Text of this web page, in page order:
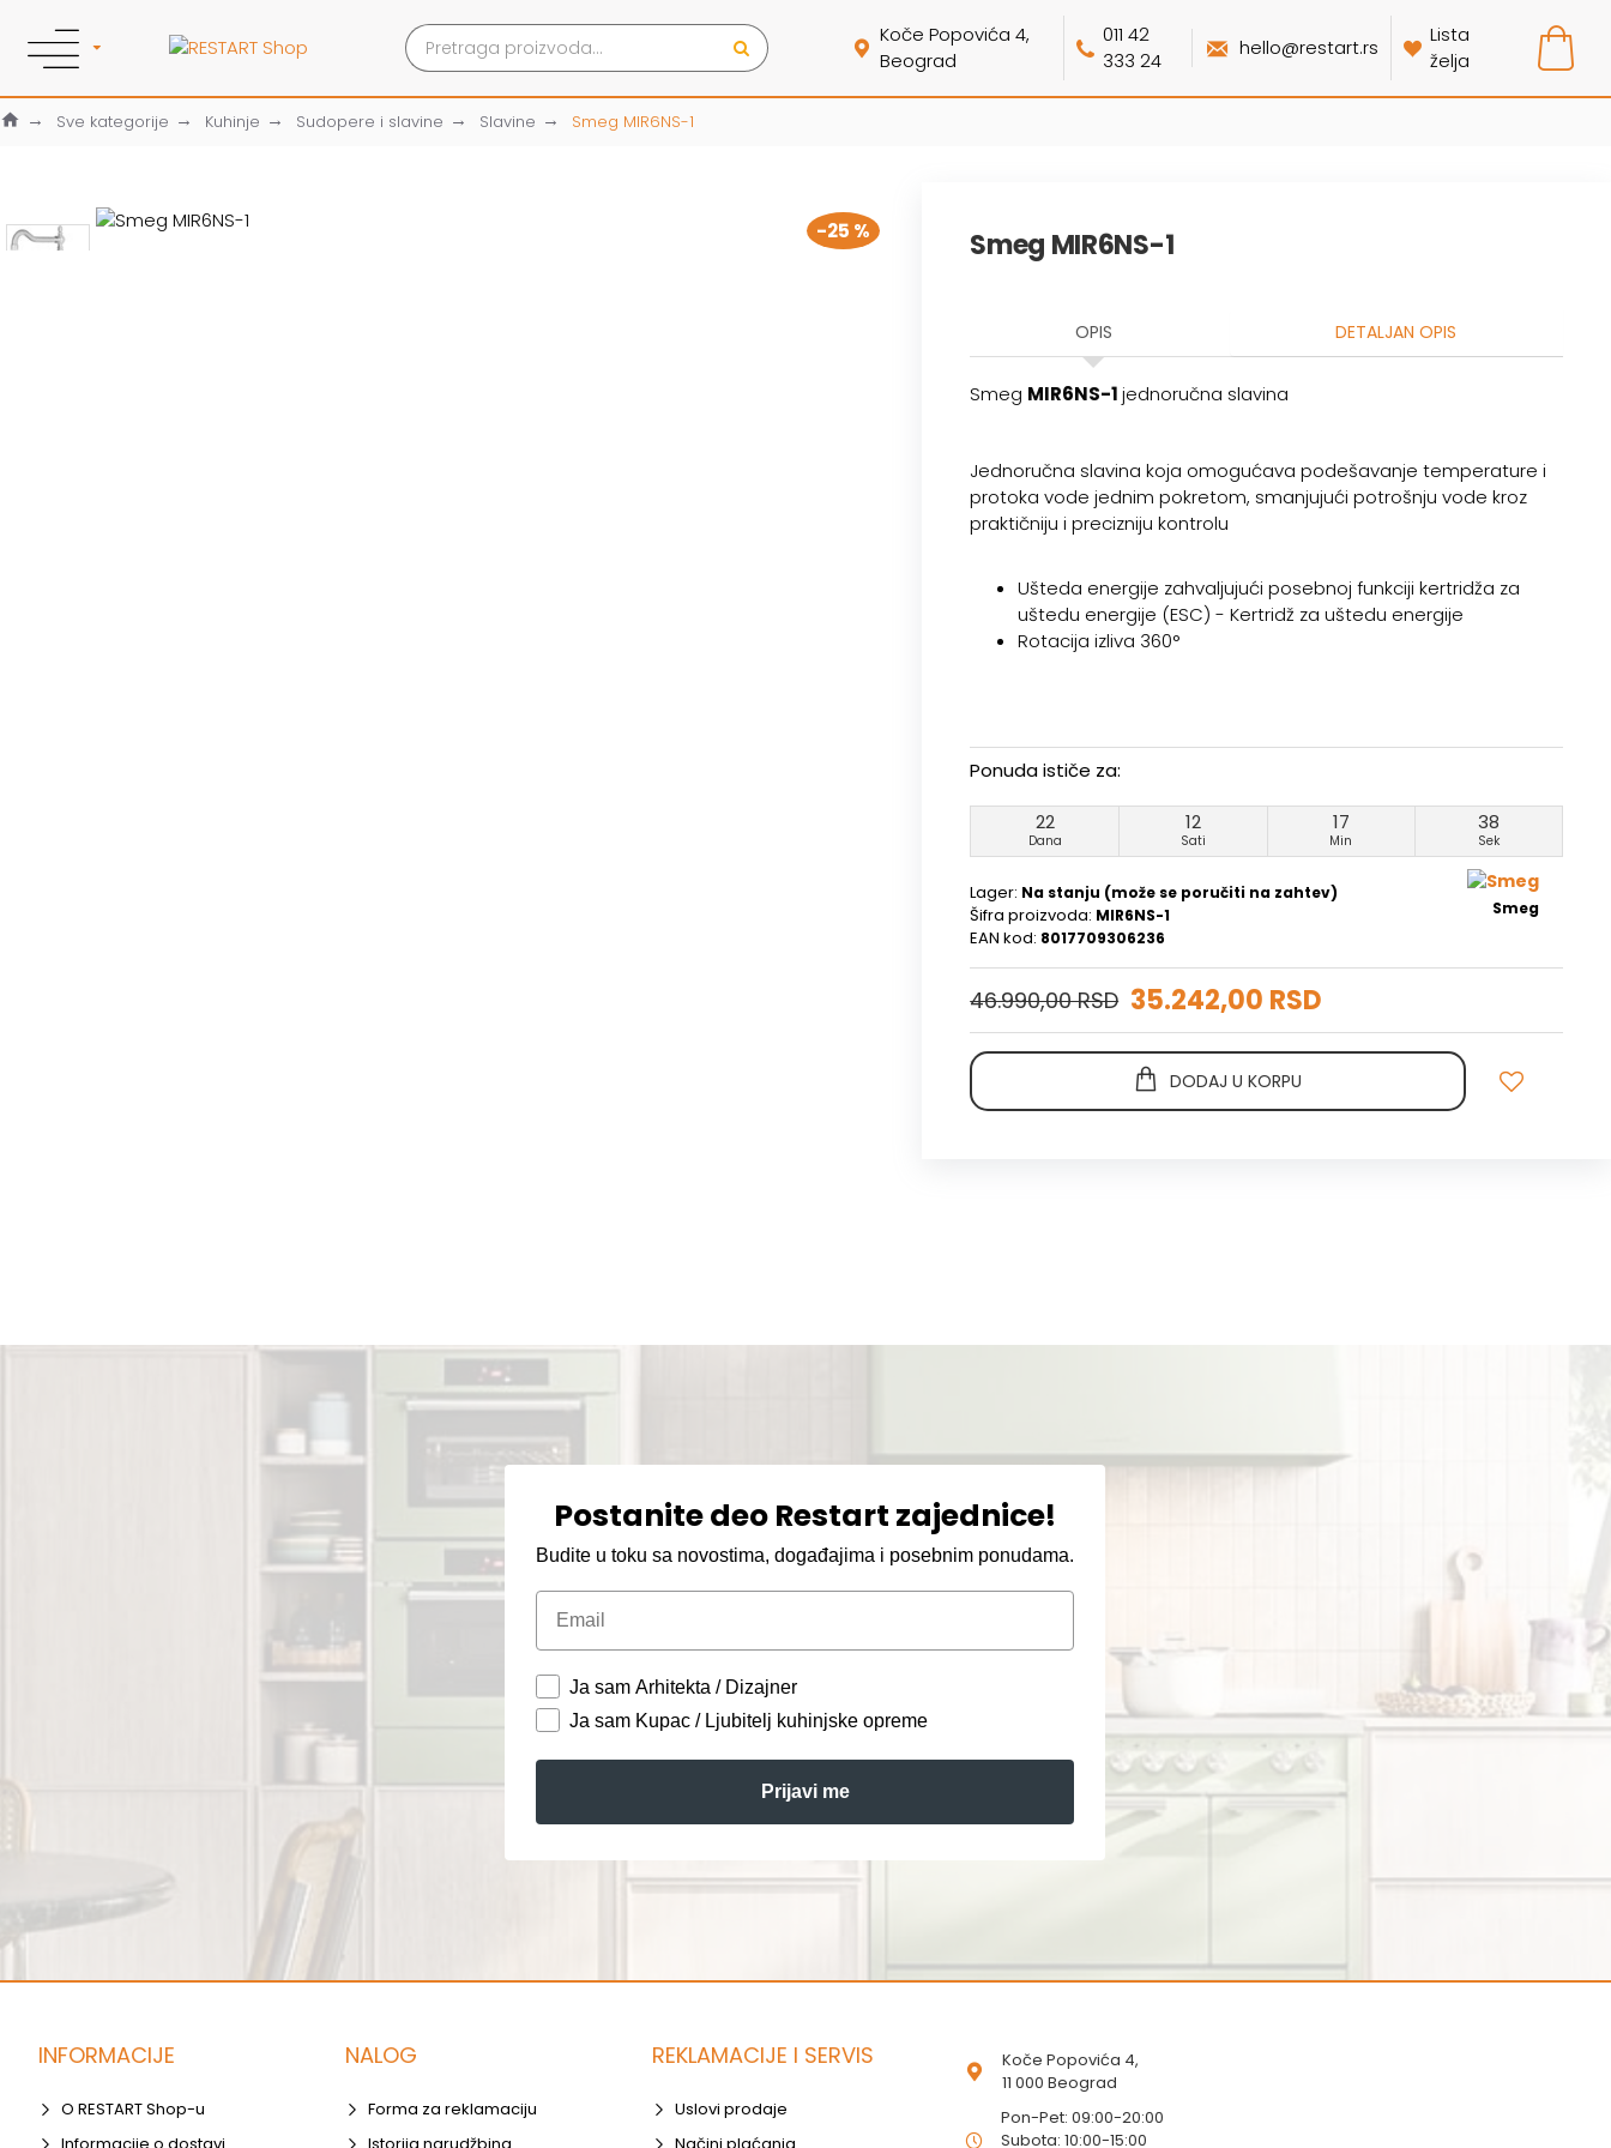
Koče Popovića 4,
Beograd
011 42
333 24
hello@restart.rs
Lista
želja
Sve kategorije Kuhinje Sudopere i slavine Slavine Smeg MIR6NS-1
-25 % Smeg MIR6NS-1
OPIS DETALJAN OPIS
Smeg MIR6NS-1jednoručna slavina
Jednoručna slavina koja omogućava podešavanje temperature i
protoka vode jednim pokretom, smanjujući potrošnju vode kroz
praktičniju i precizniju kontrolu
Ušteda energije zahvaljujući posebnoj funkciji kertridža za
uštedu energije (ESC) - Kertridž za uštedu energije
Rotacija izliva 360°
Lager: Na stanju (može se poručiti na zahtev)
Šifra proizvoda: MIR6NS-1
EAN kod: 8017709306236
Smeg
Ponuda ističe za:
22
Dana
12
Sati
17
Min
37
Sek
35.242,00 RSD
46.990,00 RSD
DODAJ U KORPU
Postanite deo Restart zajednice!
Budite u toku sa novostima, događajima i posebnim ponudama.
Email
Ja sam Arhitekta / Dizajner
Ja sam Kupac / Ljubitelj kuhinjske opreme
Prijavi me
INFORMACIJE
O RESTART Shop-u
NALOG
Forma za reklamaciju
REKLAMACIJE I SERVIS
Uslovi prodaje
Koče Popovića 4,
11 000 Beograd
Pon-Pet: 09:00-20:00
Subota: 10:00-15:00